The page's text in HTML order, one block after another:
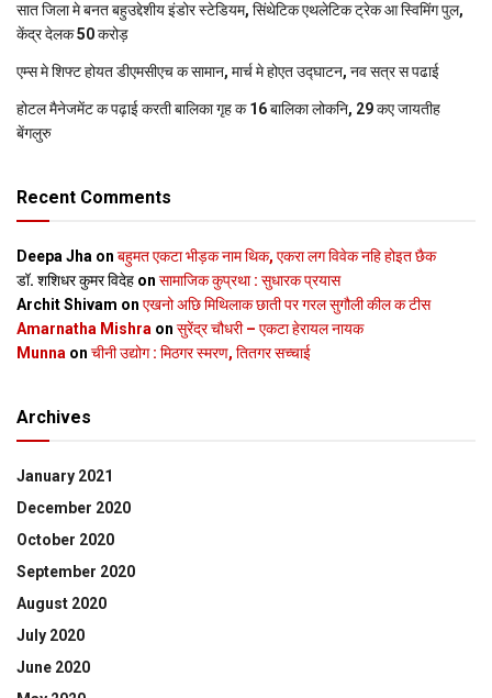
सात जिला मे बनत बहुउद्देशीय इंडोर स्‍टेडि‍यम, सिंथेटिक एथलेटिक ट्रेक आ स्विमिंग पुल,
केंद्र देलक 50 करोड़
एम्स मे शिफ्ट होयत डीएमसीएच क सामान, मार्च मे होएत उद्घाटन, नव सत्र स पढाई
होटल मैनेजमेंट क पढ़ाई करती बालिका गृह क 16 बालिका लोकनि, 29 कए जायतीह
बेंगलुरु
Recent Comments
Deepa Jha on बहुमत एकटा भीड़क नाम थिक, एकरा लग विवेक नहि होइत छैक
डॉ. शशिधर कुमर विदेह on सामाजिक कुप्रथा : सुधारक प्रयास
Archit Shivam on एखनो अछि मिथिलाक छाती पर गरल सुगौली कील क टीस
Amarnatha Mishra on सुरेंद्र चौधरी – एकटा हेरायल नायक
Munna on चीनी उद्योग : मिठगर स्‍मरण, तितगर सच्‍चाई
Archives
January 2021
December 2020
October 2020
September 2020
August 2020
July 2020
June 2020